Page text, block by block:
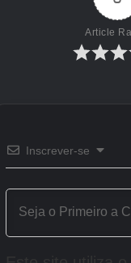
de uma
Cabana está
esquerda.
Crédito da imagem:
Pesquisa do